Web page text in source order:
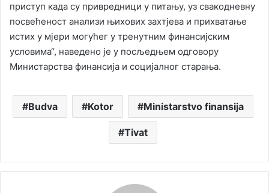
приступ када су привредници у питању, уз свакодневну
посвећеност анализи њихових захтјева и прихватање
истих у мјери могућег у тренутним финансијским
условима“, наведено је у посљедњем одговору
Министарства финансија и социјалног старања.
Budva Kotor Ministarstvo finansija
Tivat